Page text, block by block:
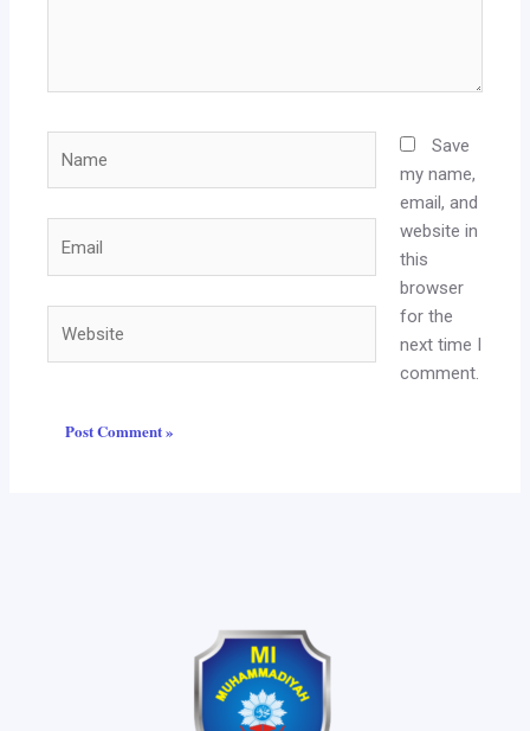
Save
my name,
email, and
website in
this
browser
for the
next time I
comment.